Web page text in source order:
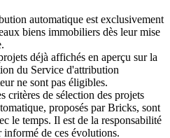
automatique est exclusivement
biens immobiliers dès leur mise
déjà affichés en aperçu sur la
du Service d'attribution
ne sont pas éligibles.
critères de sélection des projets
proposés par Bricks, sont
le temps. Il est de la responsabilité
de ces évolutions.